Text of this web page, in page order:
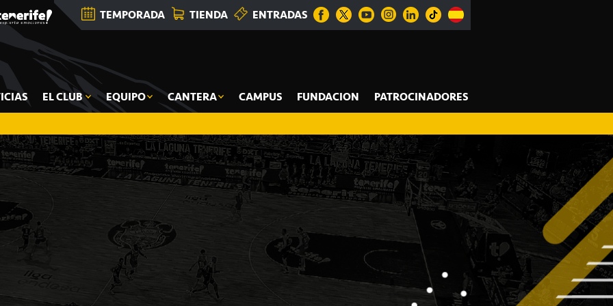
TEMPORADA TIENDA ENTRADAS
EL CLUB EQUIPO CANTERA CAMPUS FUNDACION PATROCINADORES